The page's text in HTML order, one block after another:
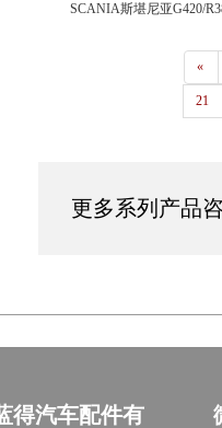
SCANIA斯堪尼亚G420/
«
21
更多系列产品
得汽车配件有